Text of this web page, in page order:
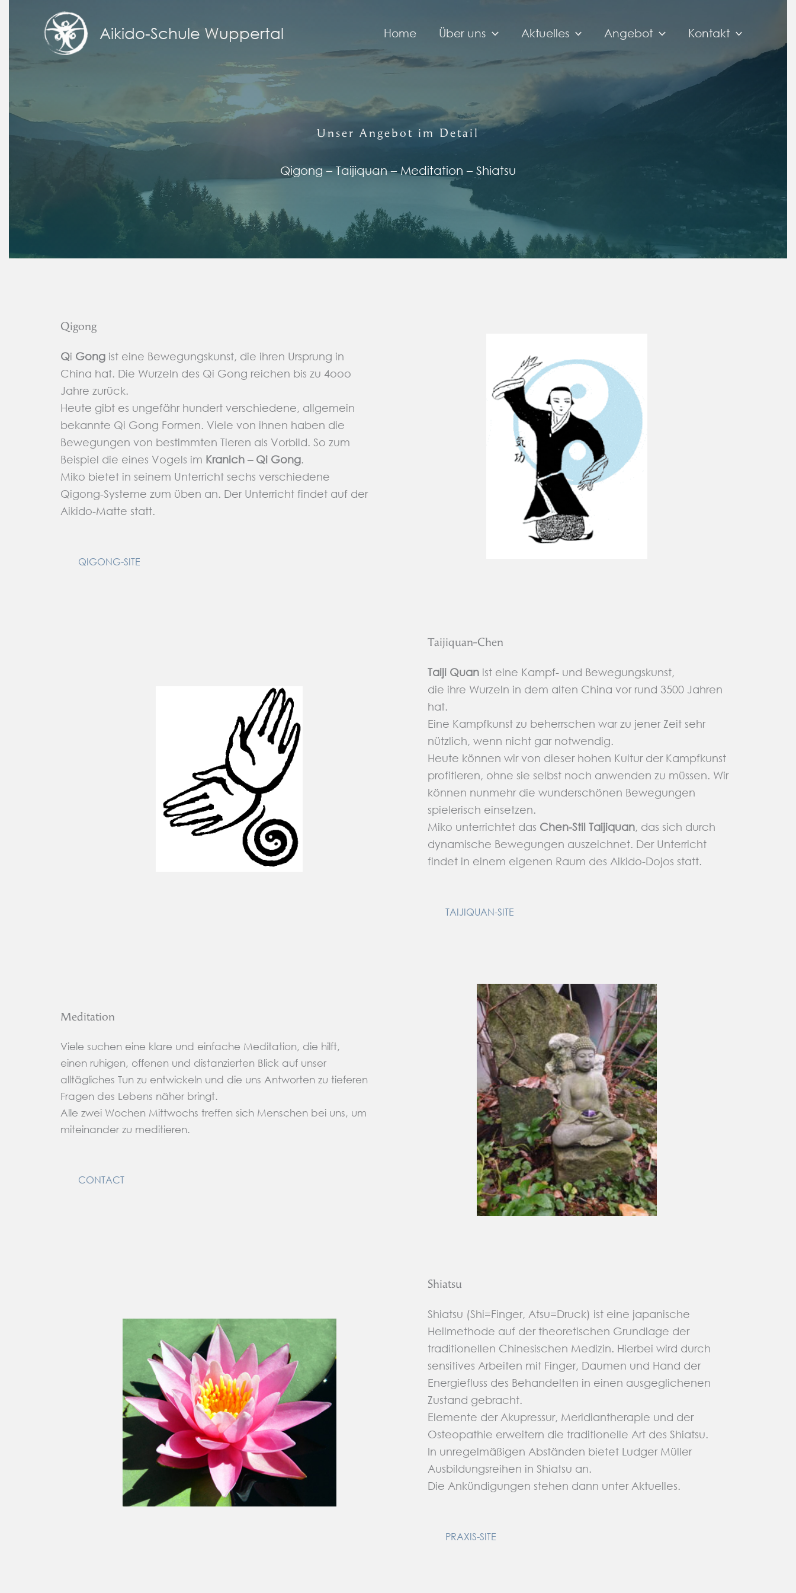
springen
Aikido-Schule Wuppertal Home Über uns Aktuelles Angebot Kontakt
Unser Angebot im Detail
Qigong – Taijiquan – Meditation – Shiatsu
Qigong
Qi Gong ist eine Bewegungskunst, die ihren Ursprung in
China hat. Die Wurzeln des Qi Gong reichen bis zu 4ooo
Jahre zurück.
Heute gibt es ungefähr hundert verschiedene, allgemein
bekannte Qi Gong Formen. Viele von ihnen haben die
Bewegungen von bestimmten Tieren als Vorbild. So zum
Beispiel die eines Vogels im Kranich – Qi Gong.
Miko bietet in seinem Unterricht sechs verschiedene
Qigong-Systeme zum üben an. Der Unterricht findet auf der
Aikido-Matte statt.
QIGONG-SITE
Taijiquan-Chen
Taiji Quan ist eine Kampf- und Bewegungskunst,
die ihre Wurzeln in dem alten China vor rund 3500 Jahren
hat.
Eine Kampfkunst zu beherrschen war zu jener Zeit sehr
nützlich, wenn nicht gar notwendig.
Heute können wir von dieser hohen Kultur der Kampfkunst
profitieren, ohne sie selbst noch anwenden zu müssen. Wir
können nunmehr die wunderschönen Bewegungen
spielerisch einsetzen.
Miko unterrichtet das Chen-Stil Taijiquan, das sich durch
dynamische Bewegungen auszeichnet. Der Unterricht
findet in einem eigenen Raum des Aikido-Dojos statt.
TAIJIQUAN-SITE
Meditation
Viele suchen eine klare und einfache Meditation, die hilft,
einen ruhigen, offenen und distanzierten Blick auf unser
alltägliches Tun zu entwickeln und die uns Antworten zu tieferen
Fragen des Lebens näher bringt.
Alle zwei Wochen Mittwochs treffen sich Menschen bei uns, um
miteinander zu meditieren.
CONTACT
Shiatsu
Shiatsu (Shi=Finger, Atsu=Druck) ist eine japanische
Heilmethode auf der theoretischen Grundlage der
traditionellen Chinesischen Medizin. Hierbei wird durch
sensitives Arbeiten mit Finger, Daumen und Hand der
Energiefluss des Behandelten in einen ausgeglichenen
Zustand gebracht.
Elemente der Akupressur, Meridiantherapie und der
Osteopathie erweitern die traditionelle Art des Shiatsu.
In unregelmäßigen Abständen bietet Ludger Müller
Ausbildungsreihen in Shiatsu an.
Die Ankündigungen stehen dann unter Aktuelles.
PRAXIS-SITE